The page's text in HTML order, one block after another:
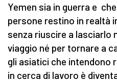
Yemen sia in guerra e
persone restino in realtà
senza riuscire a lasciarlo
viaggio né per tornare a
gli asiatici che intendono
in cerca di lavoro è